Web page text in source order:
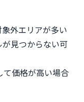
外エリアが多い
見つからない可
価格が高い場合